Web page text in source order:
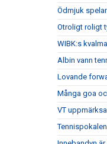
Ödmjuk
Otroligt roligt
WIBK:s
Albin vann
Lovande
Många goa
VT